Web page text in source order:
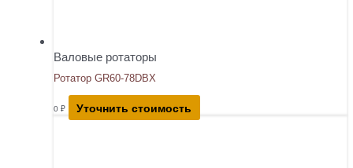
Валовые ротаторы
Ротатор GR60-78DBX
0 ₽ Уточнить стоимость